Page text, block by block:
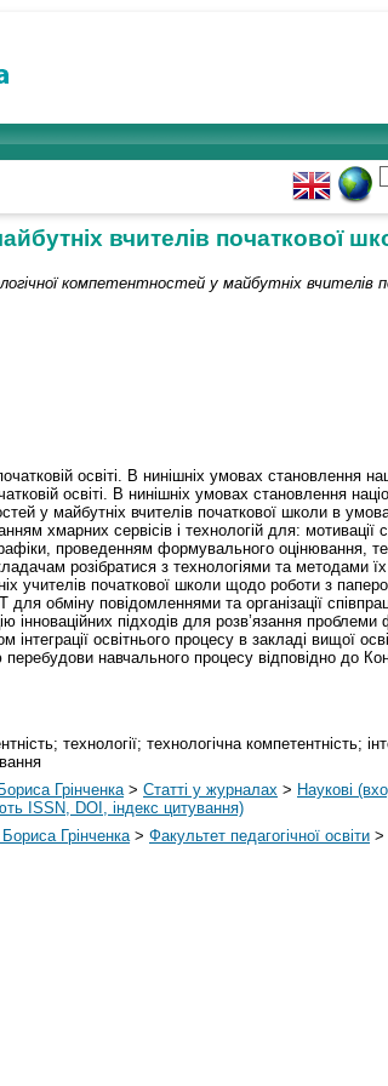
вчителів початкової
компетентностей у майбутніх вчителів
освіті. В нинішніх умовах становлення
освіті. В нинішніх умовах становлення
у майбутніх вчителів початкової школи в
хмарних сервісів і технологій для: мотивації
проведенням формувального оцінювання,
розібратися з технологіями та методами їх
учителів початкової школи щодо роботи з
обміну повідомленнями та організації
інноваційних підходів для розв’язання
освітнього процесу в закладі вищої
навчального процесу відповідно до
технології; технологічна компетентність;
Грінченка > Статті у журналах > Наукові
ISSN, DOI, індекс цитування)
Бориса Грінченка > Факультет педагогічної освіти >